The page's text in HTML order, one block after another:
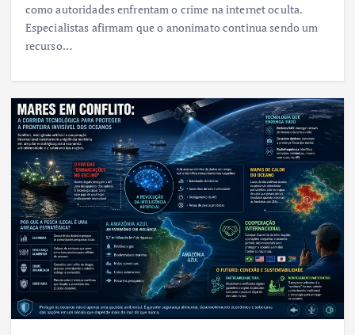
como autoridades enfrentam o crime na internet oculta.
Especialistas afirmam que o anonimato continua sendo um
recurso…